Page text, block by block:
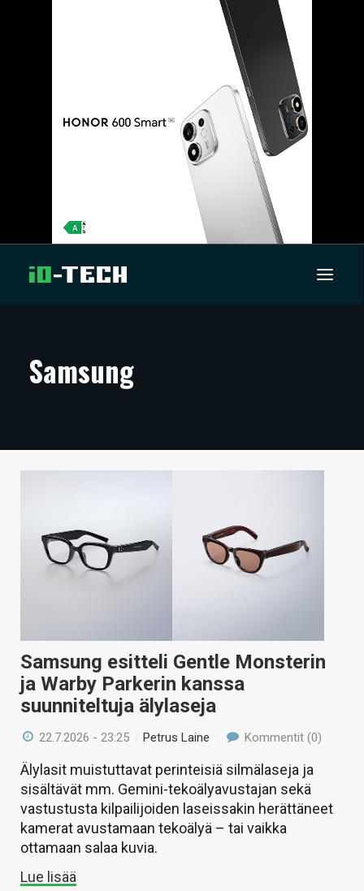
ARTIKKELIT
TECHBBS
KAUPPA
HAKU
Samsung
Samsung esitteli Gentle Monsterin
ja Warby Parkerin kanssa
suunniteltuja älylaseja
22.7.2026 - 23:25 /Petrus Laine Kommentit (0)
Älylasit muistuttavat perinteisiä silmälaseja ja
sisältävät mm. Gemini-tekoälyavustajan sekä
vastustusta kilpailijoiden laseissakin herättäneet
kamerat avustamaan tekoälyä – tai vaikka
ottamaan salaa kuvia.
Lue lisää